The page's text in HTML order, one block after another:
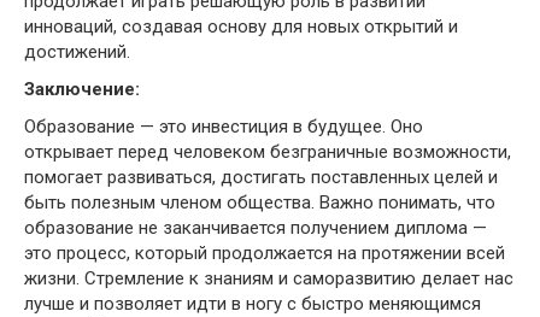
инноваций, создавая основу для новых открытий и
достижений.
Заключение:
Образование — это инвестиция в будущее. Оно
открывает перед человеком безграничные возможности,
помогает развиваться, достигать поставленных целей и
быть полезным членом общества. Важно понимать, что
образование не заканчивается получением диплома —
это процесс, который продолжается на протяжении всей
жизни. Стремление к знаниям и саморазвитию делает нас
лучше и позволяет идти в ногу с быстро меняющимся